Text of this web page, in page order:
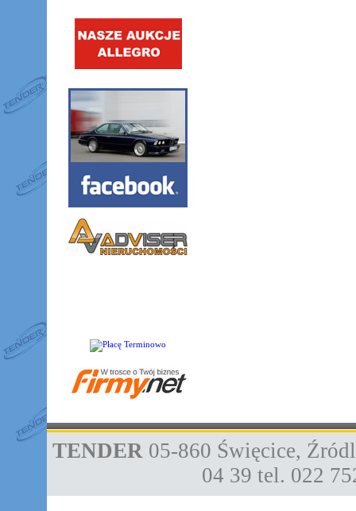
TENDER 05-860 Święcice,
04 39 tel. 022